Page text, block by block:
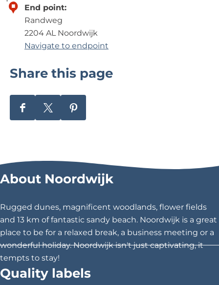
t
n
T
s
d
u
n
N
o
o
r
d
N
w
e
u
t
e
n
t
r
u
m
End point:
Randweg
2204 AL Noordwijk
Navigate to endpoint
Share this page
S
e
t
s
a
o
S
e
t
s
p
S
e
t
p
a
o
About Noordwijk
Rugged dunes, magnificent woodlands, flower fields
and 13 km of fantastic sandy beach. Noordwijk is a great
place to be for a relaxed break, a business meeting or a
wonderful holiday. Noordwijk isn't just captivating, it
tempts to stay!
Quality labels